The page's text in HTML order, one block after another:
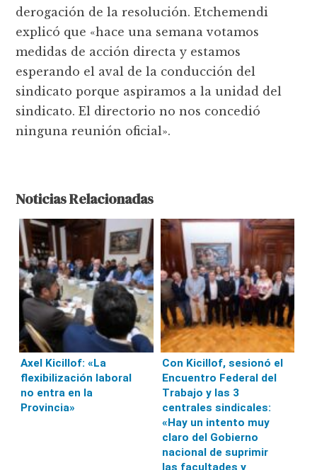
derogación de la resolución. Etchemendi
explicó que «hace una semana votamos
medidas de acción directa y estamos
esperando el aval de la conducción del
sindicato porque aspiramos a la unidad del
sindicato. El directorio no nos concedió
ninguna reunión oficial».
Noticias Relacionadas
Axel Kicillof: «La
flexibilización laboral
no entra en la
Provincia»
Con Kicillof, sesionó el
Encuentro Federal del
Trabajo y las 3
centrales sindicales:
«Hay un intento muy
claro del Gobierno
nacional de suprimir
las facultades y